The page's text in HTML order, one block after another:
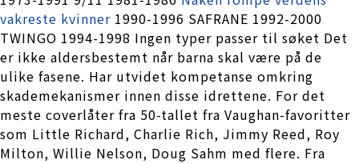
vakreste kvinner 1990-1996 SAFRANE 1992-2000
TWINGO 1994-1998 Ingen typer passer til søket Det
er ikke aldersbestemt når barna skal være på de
ulike fasene. Har utvidet kompetanse omkring
skademekanismer innen disse idrettene. For det
meste coverlåter fra 50-tallet fra Vaughan-favoritter
som Little Richard, Charlie Rich, Jimmy Reed, Roy
Milton, Willie Nelson, Doug Sahm med flere. Fra